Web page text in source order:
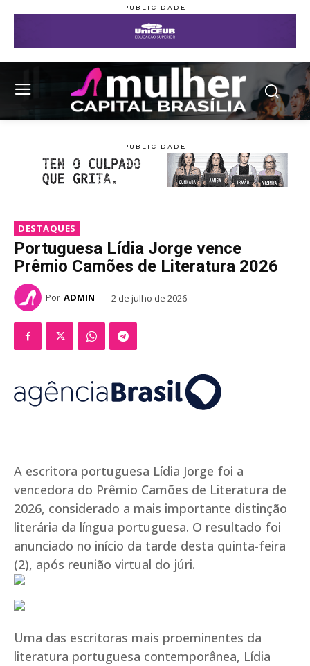
DESTAQUES
Portuguesa Lídia Jorge vence
Prêmio Camões de Literatura 2026
Por ADMIN 2 de julho de 2026
A escritora portuguesa Lídia Jorge foi a
vencedora do Prêmio Camões de Literatura de
2026, considerado a mais importante distinção
literária da língua portuguesa. O resultado foi
anunciado no início da tarde desta quinta-feira
(2), após reunião virtual do júri.
Uma das escritoras mais proeminentes da
literatura portuguesa contemporânea, Lídia